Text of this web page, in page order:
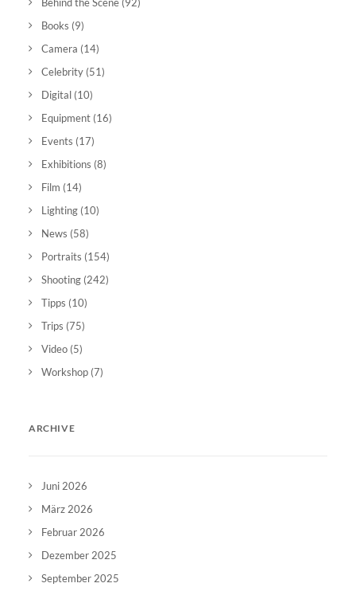
Books (9)
Camera (14)
Celebrity (51)
Digital (10)
Equipment (16)
Events (17)
Exhibitions (8)
Film (14)
Lighting (10)
News (58)
Portraits (154)
Shooting (242)
Tipps (10)
Trips (75)
Video (5)
Workshop (7)
ARCHIVE
Juni 2026
März 2026
Februar 2026
Dezember 2025
September 2025